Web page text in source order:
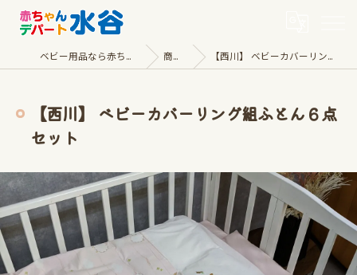
ベビー用品なら赤ちゃんデパート水谷 商品一覧 【西川】 ベビーカバーリング組ふとん６点セット
【西川】 ベビーカバーリング組ふとん６点
セット